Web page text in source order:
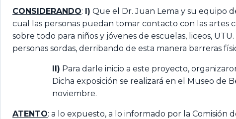
CONSIDERANDO: I) Que el Dr. Juan Lema y su equipo
cual las personas puedan tomar contacto con las artes
sobre todo para niños y jóvenes de escuelas, liceos,
personas sordas, derribando de esta manera barreras
II) Para darle inicio a este proyecto,
Dicha exposición se realizará en el Museo de
noviembre.
ATENTO: a lo expuesto, a lo informado por la Comisión